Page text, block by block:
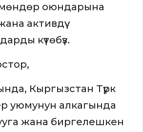
оюндарына
активдүү
күтөбүз.
Кыргызстан Түрк
уюмунун алкагында
жана биргелешкен